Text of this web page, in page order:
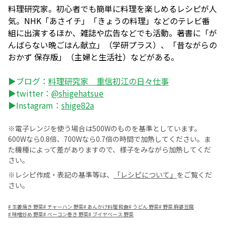
料理研究家。初心者でも簡単に料理を楽しめるレシピが人
気。NHK「あさイチ」「きょうの料理」などのテレビ番
組に出演するほか、雑誌や広告などでも活動。著書に「が
んばらない晩ごはん献立」（学研プラス）、「昔ながらの
おかず 保存版」（主婦と生活社）などがある。
▶ブログ： 料理研究家 重信初江の日々仕事
▶twitter： @shigehatsue
▶Instagram： shige82a
※電子レンジを使う場合は500Wのものを基準としています。
600Wなら0.8倍、700Wなら0.7倍の時間で加熱してください。ま
た機種によって差がありますので、様子をみながら加熱してくだ
さい。
※レシピ作成・表記の基準等は、
「レシピについて」 をご覧くだ
さい。
# 生姜焼き 野菜# チャーハン 野菜# あんかけ料理 和食# うどん 野菜# 野菜 麻婆豆腐
#味噌炒め 野菜#ベーコン巻き 野菜# ブイヤベース 野菜